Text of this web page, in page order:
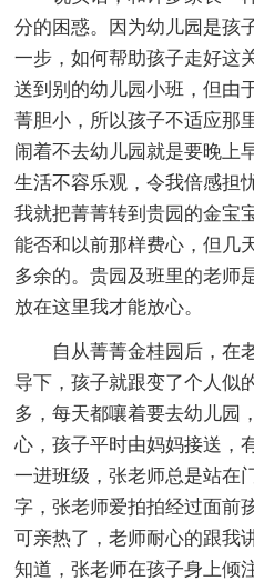
分的困惑。因为幼儿园是孩
一步，如何帮助孩子走好这
送到别的幼儿园小班，但由
菁胆小，所以孩子不适应那
闹着不去幼儿园就是要晚上
生活不容乐观，令我倍感担
我就把菁菁转到贵园的金宝
能否和以前那样费心，但几
多余的。贵园及班里的老师
放在这里我才能放心。
自从菁菁金桂园后，在
导下，孩子就跟变了个人似
多，每天都嚷着要去幼儿园
心，孩子平时由妈妈接送，
一进班级，张老师总是站在
字，张老师爱拍拍经过面前
可亲热了，老师耐心的跟我
知道，张老师在孩子身上倾